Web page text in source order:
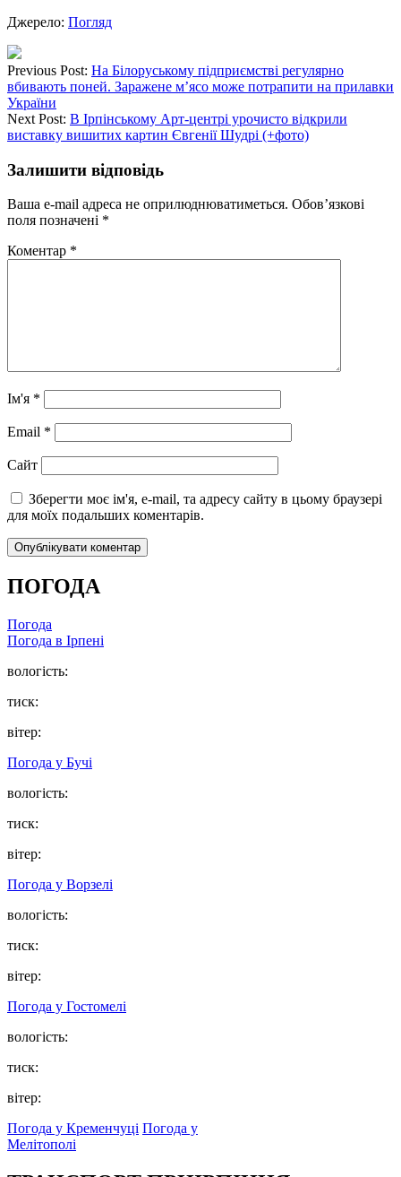
Джерело: Погляд
Previous Post: На Білоруському підприємстві регулярно
вбивають поней. Заражене м’ясо може потрапити на прилавки
України
Next Post: В Ірпінському Арт-центрі урочисто відкрили
виставку вишитих картин Євгенії Шудрі (+фото)
Залишити відповідь
Ваша e-mail адреса не оприлюднюватиметься. Обов’язкові
поля позначені *
Коментар *
Ім'я *
Email *
Сайт
Зберегти моє ім'я, e-mail, та адресу сайту в цьому браузері
для моїх подальших коментарів.
ПОГОДА
Погода
Погода в Ірпені
вологість:
тиск:
вітер:
Погода у Бучі
вологість:
тиск:
вітер:
Погода у Ворзелі
вологість:
тиск:
вітер:
Погода у Гостомелі
вологість:
тиск:
вітер:
Погода у Кременчуці Погода у
Мелітополі